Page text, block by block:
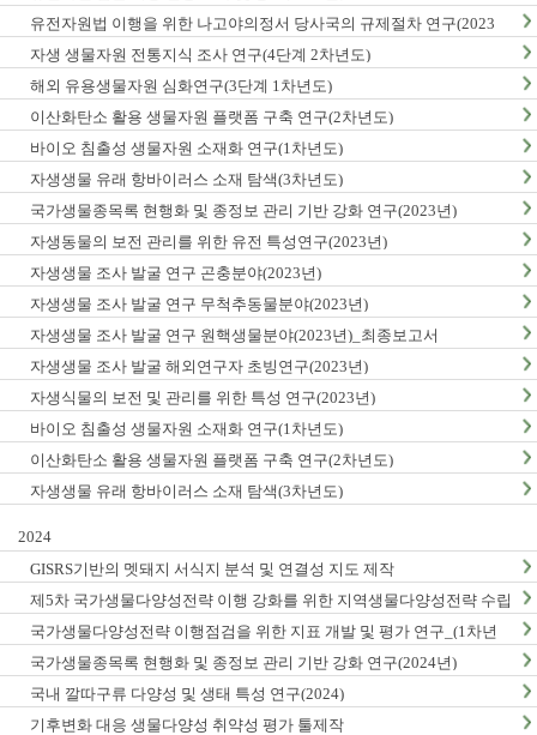
유전자원법 이행을 위한 나고야의정서 당사국의 규제절차 연구(2023
년)
자생 생물자원 전통지식 조사 연구(4단계 2차년도)
해외 유용생물자원 심화연구(3단계 1차년도)
이산화탄소 활용 생물자원 플랫폼 구축 연구(2차년도)
바이오 침출성 생물자원 소재화 연구(1차년도)
자생생물 유래 항바이러스 소재 탐색(3차년도)
국가생물종목록 현행화 및 종정보 관리 기반 강화 연구(2023년)
자생동물의 보전 관리를 위한 유전 특성연구(2023년)
자생생물 조사 발굴 연구 곤충분야(2023년)
자생생물 조사 발굴 연구 무척추동물분야(2023년)
자생생물 조사 발굴 연구 원핵생물분야(2023년)_최종보고서
자생생물 조사 발굴 해외연구자 초빙연구(2023년)
자생식물의 보전 및 관리를 위한 특성 연구(2023년)
바이오 침출성 생물자원 소재화 연구(1차년도)
이산화탄소 활용 생물자원 플랫폼 구축 연구(2차년도)
자생생물 유래 항바이러스 소재 탐색(3차년도)
2024
GISRS기반의 멧돼지 서식지 분석 및 연결성 지도 제작
제5차 국가생물다양성전략 이행 강화를 위한 지역생물다양성전략 수립
및 이행 방안 연구
국가생물다양성전략 이행점검을 위한 지표 개발 및 평가 연구_(1차년
도)
국가생물종목록 현행화 및 종정보 관리 기반 강화 연구(2024년)
국내 깔따구류 다양성 및 생태 특성 연구(2024)
기후변화 대응 생물다양성 취약성 평가 툴제작